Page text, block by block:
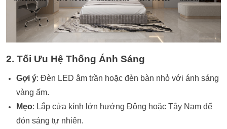
2. Tối Ưu Hệ Thống Ánh Sáng
Gợi ý: Đèn LED âm trần hoặc đèn bàn nhỏ với ánh sáng
vàng ấm.
Mẹo: Lắp cửa kính lớn hướng Đông hoặc Tây Nam để
đón sáng tự nhiên.